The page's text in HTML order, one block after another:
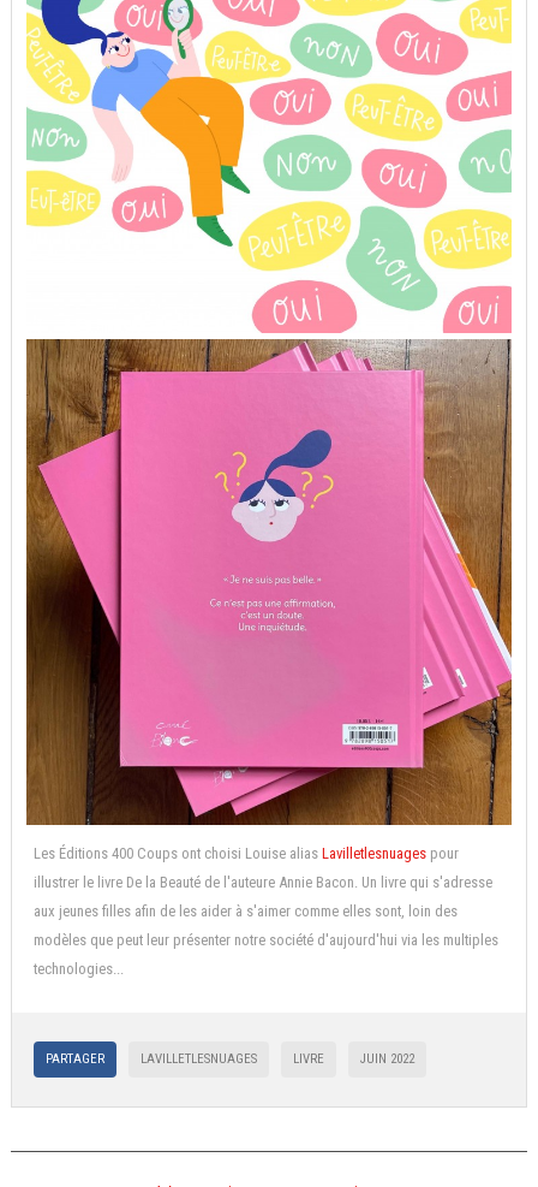
Les Éditions 400 Coups ont choisi Louise alias Lavilletlesnuages pour
illustrer le livre De la Beauté de l'auteure Annie Bacon. Un livre qui s'adresse
aux jeunes filles afin de les aider à s'aimer comme elles sont, loin des
modèles que peut leur présenter notre société d'aujourd'hui via les multiples
technologies...
PARTAGER LAVILLETLESNUAGES LIVRE JUIN 2022